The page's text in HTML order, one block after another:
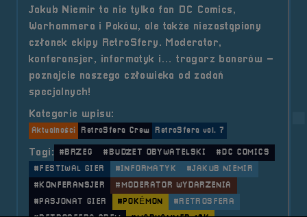
Jakub Niemir to nie tylko fan DC Comics,
Warhammera i Poków, ale także niezastąpiony
członek ekipy RetroSfery. Moderator,
konferansjer, informatyk i… tragarz banerów –
poznajcie naszego człowieka od zadań
specjalnych!
Kategorie wpisu:
Aktualności RetroSfera Crew RetroSfera vol. 7
Tagi: #BRZEG #BUDŻET OBYWATELSKI
#DC COMICS
#FESTIWAL GIER
#INFORMATYK
#JAKUB NIEMIR
#KONFERANSJER
#MODERATOR WYDARZENIA
#PASJONAT GIER
#POKÉMON
#RETROSFERA